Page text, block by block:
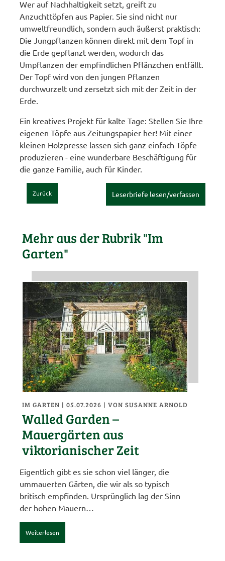
Wer auf Nachhaltigkeit setzt, greift zu
Anzuchttöpfen aus Papier. Sie sind nicht nur
umweltfreundlich, sondern auch äußerst praktisch:
Die Jungpflanzen können direkt mit dem Topf in
die Erde gepflanzt werden, wodurch das
Umpflanzen der empfindlichen Pflänzchen entfällt.
Der Topf wird von den jungen Pflanzen
durchwurzelt und zersetzt sich mit der Zeit in der
Erde.
Ein kreatives Projekt für kalte Tage: Stellen Sie Ihre
eigenen Töpfe aus Zeitungspapier her! Mit einer
kleinen Holzpresse lassen sich ganz einfach Töpfe
produzieren - eine wunderbare Beschäftigung für
die ganze Familie, auch für Kinder.
Zurück Leserbriefe lesen/verfassen
Mehr aus der Rubrik "Im
Garten"
IM GARTEN | 05.07.2026 |VON SUSANNE ARNOLD
Walled Garden –
Mauergärten aus
viktorianischer Zeit
Eigentlich gibt es sie schon viel länger, die
ummauerten Gärten, die wir als so typisch
britisch empfinden. Ursprünglich lag der Sinn
der hohen Mauern…
Weiterlesen